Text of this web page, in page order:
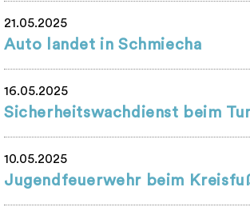
21.05.2025
Auto landet in Schmiecha
16.05.2025
Sicherheitswachdienst beim
10.05.2025
Jugendfeuerwehr beim